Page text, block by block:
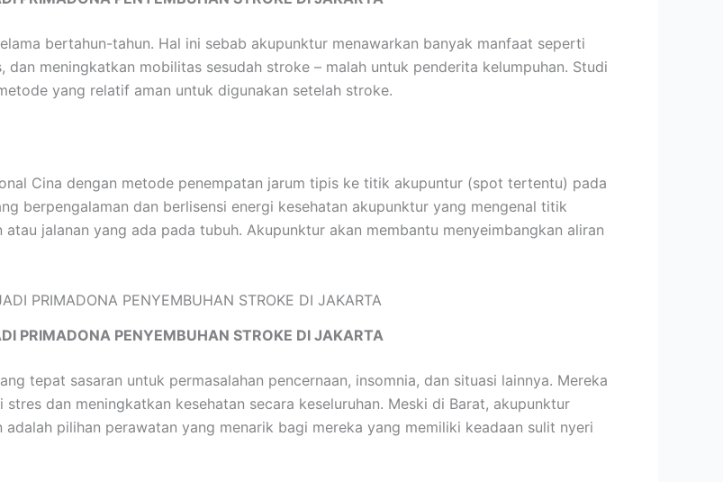
bertahun-tahun. Hal ini sebab akupunktur menawarkan banyak manfaat seperti
meningkatkan mobilitas sesudah stroke – malah untuk penderita kelumpuhan. Studi
yang relatif aman untuk digunakan setelah stroke.
Cina dengan metode penempatan jarum tipis ke titik akupuntur (spot tertentu) pada
berpengalaman dan berlisensi energi kesehatan akupunktur yang mengenal titik
jalanan yang ada pada tubuh. Akupunktur akan membantu menyeimbangkan aliran
PRIMADONA PENYEMBUHAN STROKE DI JAKARTA
tepat sasaran untuk permasalahan pencernaan, insomnia, dan situasi lainnya. Mereka
dan meningkatkan kesehatan secara keseluruhan. Meski di Barat, akupunktur
pilihan perawatan yang menarik bagi mereka yang memiliki keadaan sulit nyeri